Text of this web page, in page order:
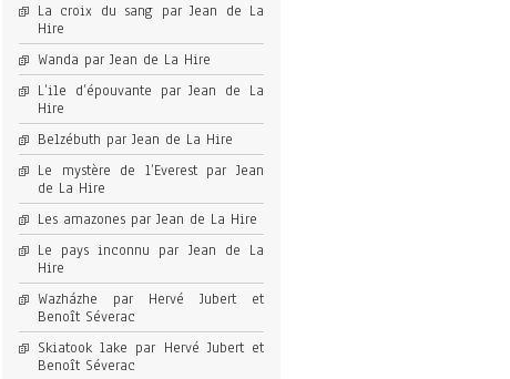
La croix du sang par Jean de La
Hire
Wanda par Jean de La Hire
L’ile d’épouvante par Jean de La
Hire
Belzébuth par Jean de La Hire
Le mystère de l’Everest par Jean
de La Hire
Les amazones par Jean de La Hire
Le pays inconnu par Jean de La
Hire
Wazházhe par Hervé Jubert et
Benoît Séverac
Skiatook lake par Hervé Jubert et
Benoît Séverac